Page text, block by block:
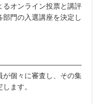
オンライン投票と講評
門の入選講座を決定し
が個々に審査し、その集
ます。